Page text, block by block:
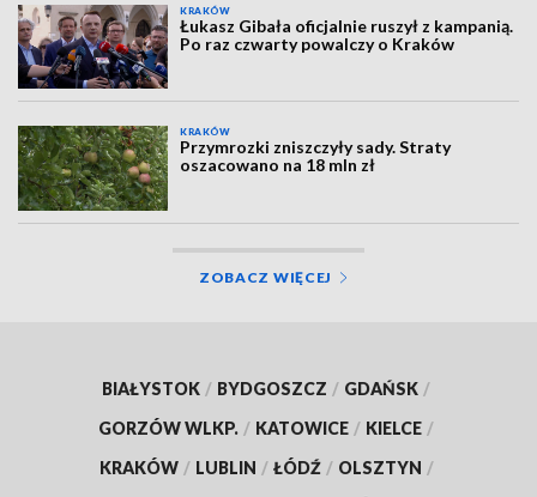
KRAKÓW
Łukasz Gibała oficjalnie ruszył z kampanią.
Po raz czwarty powalczy o Kraków
KRAKÓW
Przymrozki zniszczyły sady. Straty
oszacowano na 18 mln zł
ZOBACZ WIĘCEJ
BIAŁYSTOK / BYDGOSZCZ / GDAŃSK /
GORZÓW WLKP. / KATOWICE / KIELCE /
KRAKÓW / LUBLIN / ŁÓDŹ / OLSZTYN /